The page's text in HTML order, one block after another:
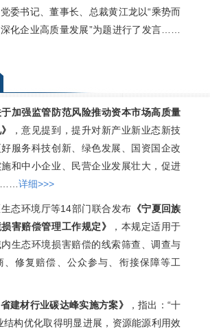
委书记、董事长、总裁黄江龙以“乘势而
深化企业高质量发展”为题进行了发言……
于加强监管防范风险推动资本市场高质量
，意见提到，提升对新产业新业态新技
服务科技创新、绿色发展、国资国企改
和中小企业、民营企业发展壮大，促进
详细>>>
态环境厅等14部门联合发布 《宁夏回族
害赔偿管理工作规定》
，本规定适用于
生态环境损害赔偿的线索筛查、调查与
、修复赔偿、公众参与、衔接保障等工
省建材行业碳达峰实施方案》
，指出：“十
结构优化取得明显进展，资源能源利用效